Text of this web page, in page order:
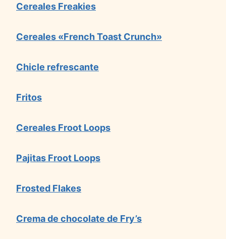
Cereales Freakies
Cereales «French Toast Crunch»
Chicle refrescante
Fritos
Cereales Froot Loops
Pajitas Froot Loops
Frosted Flakes
Crema de chocolate de Fry’s